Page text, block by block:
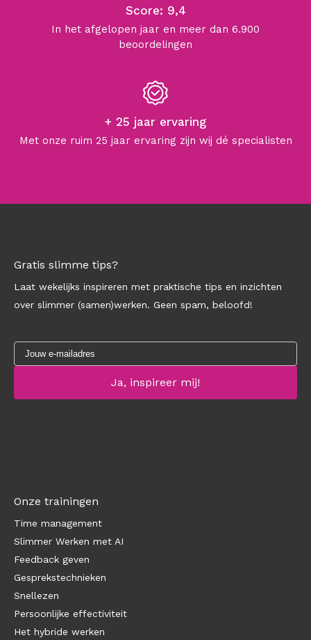
Score: 9,4
In het afgelopen jaar en meer dan 6.900
beoordelingen
+ 25 jaar ervaring
Met onze ruim 25 jaar ervaring zijn wij dé specialisten
Gratis slimme tips?
Laat wekelijks inspireren met praktische tips en inzichten
over slimmer (samen)werken. Geen spam, beloofd!
Onze trainingen
Time management
Slimmer Werken met AI
Feedback geven
Gesprekstechnieken
Snellezen
Persoonlijke effectiviteit
Het hybride werken